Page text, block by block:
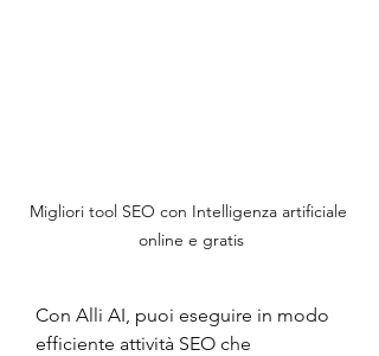
Migliori tool SEO con Intelligenza artificiale
online e gratis
Con Alli AI, puoi eseguire in modo
efficiente attività SEO che